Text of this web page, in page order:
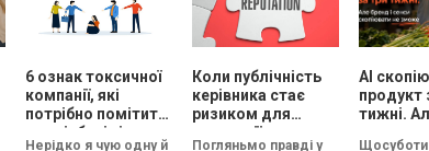
6 ознак токсичної
компанії, які
потрібно помітити
на співбесіді
Нерідко я чую одну й
Коли публічність
керівника стає
ризиком для
репутації
Погляньмо правді у
AI
продукт
тижні.
сенси
Щосуботи